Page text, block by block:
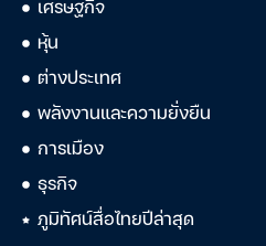
เศรษฐกิจ
หุ้น
ต่างประเทศ
พลังงานและความยั่งยืน
การเมือง
ธุรกิจ
ภูมิทัศน์สื่อไทยปีล่าสุด